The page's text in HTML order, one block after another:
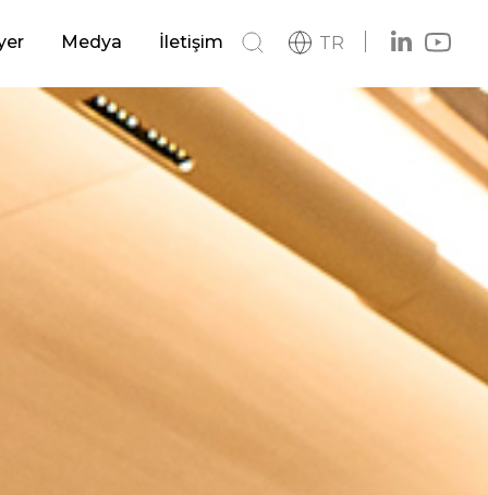
TR
Deniz ve Kıyı Yapıları
Havalimanları
Otoyollar ve Devlet Yolları
Medya
Haberler
Katalog
İletişim